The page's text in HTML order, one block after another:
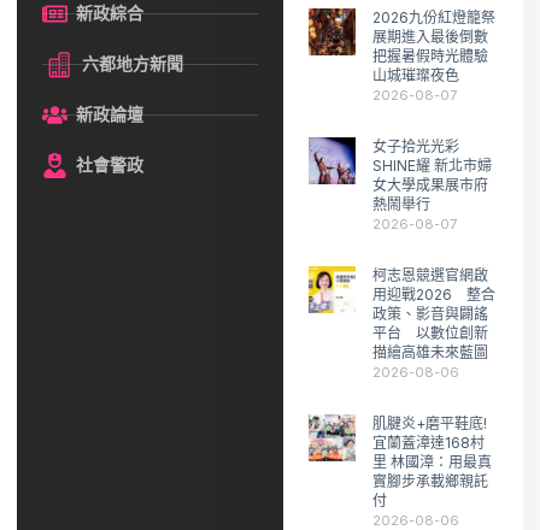
新政綜合
六都地方新聞
新政論壇
社會警政
2026九份紅燈籠祭
展期進入最後倒數
把握暑假時光體驗
山城璀璨夜色
2026-08-07
女子拾光光彩
SHINE耀 新北市婦
女大學成果展市府
熱鬧舉行
2026-08-07
柯志恩競選官網啟
用迎戰2026 整合
政策、影音與闢謠
平台 以數位創新
描繪高雄未來藍圖
2026-08-06
肌腱炎+磨平鞋底!
宜蘭蓋漳達168村
里 林國漳：用最真
實腳步承載鄉親託
付
2026-08-06